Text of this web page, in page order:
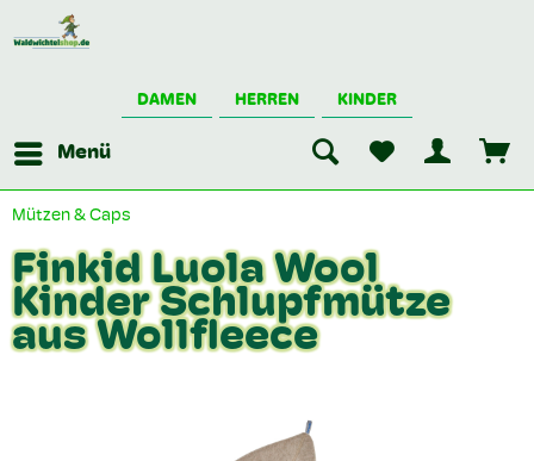
DAMEN HERREN KINDER
Menü
Mützen & Caps
Finkid Luola Wool
Kinder Schlupfmütze
aus Wollfleece